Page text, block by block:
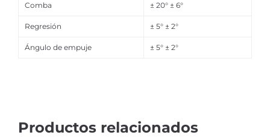
Comba ± 20° ± 6°
Regresión ± 5° ± 2°
Ángulo de empuje ± 5° ± 2°